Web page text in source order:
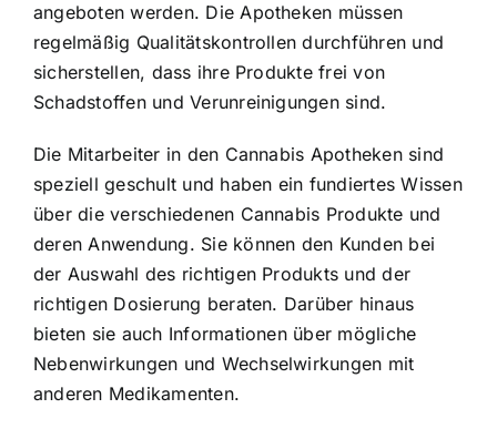
angeboten werden. Die Apotheken müssen
regelmäßig Qualitätskontrollen durchführen und
sicherstellen, dass ihre Produkte frei von
Schadstoffen und Verunreinigungen sind.
Die Mitarbeiter in den Cannabis Apotheken sind
speziell geschult und haben ein fundiertes Wissen
über die verschiedenen Cannabis Produkte und
deren Anwendung. Sie können den Kunden bei
der Auswahl des richtigen Produkts und der
richtigen Dosierung beraten. Darüber hinaus
bieten sie auch Informationen über mögliche
Nebenwirkungen und Wechselwirkungen mit
anderen Medikamenten.